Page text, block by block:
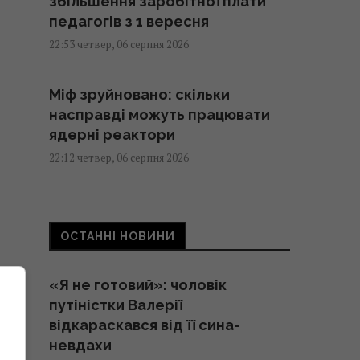
педагогів з 1 вересня
22:53 четвер, 06 серпня 2026
Міф зруйновано: скільки
насправді можуть працювати
ядерні реактори
22:12 четвер, 06 серпня 2026
країн: Зеленський про
створення української
22:00 четвер, 06 серпня 2026
"Динамо" здобуло важливу
ОСТАННІ НОВИНИ
«Я не готовий»: чоловік
путіністки Валерії
відкараскався від її сина-
невдахи